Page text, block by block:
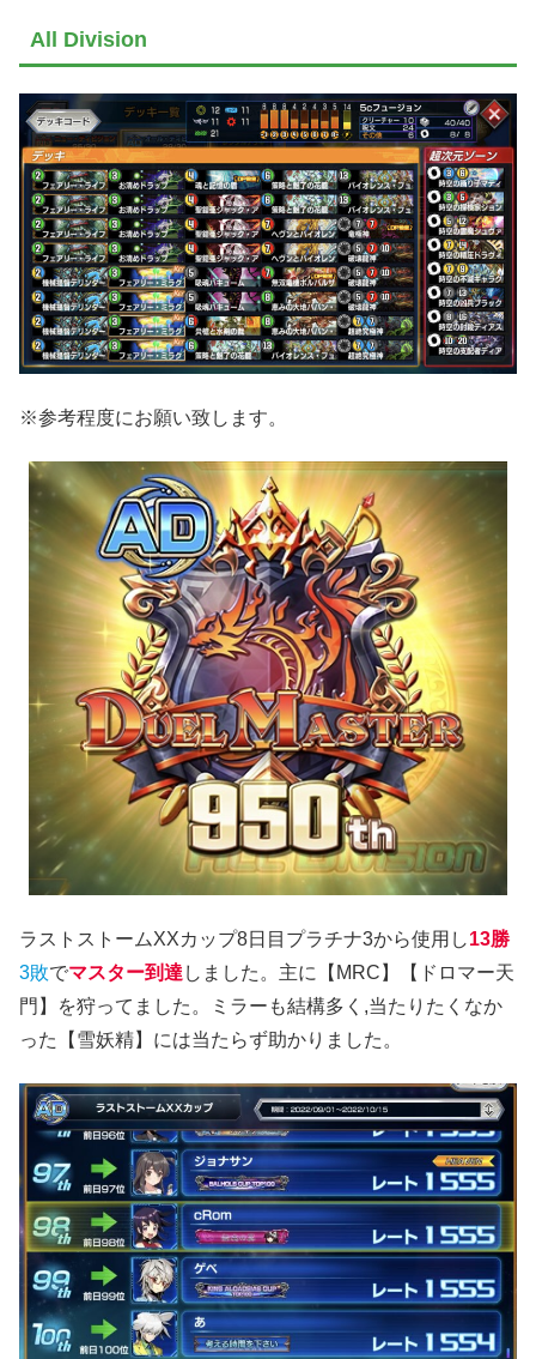
All Division
※参考程度にお願い致します。
ラストストームXXカップ8日目プラチナ3から使用し13勝
3敗でマスター到達 しました。主に【MRC】【ドロマー天
門】を狩ってました。ミラーも結構多く,当たりたくなか
った【雪妖精】には当たらず助かりました。